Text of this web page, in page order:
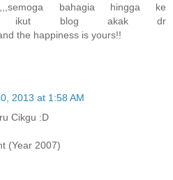
bahagia hingga ke
ikut blog akak dr
the happiness is yours!!
2013 at 1:58 AM
Cikgu :D
(Year 2007)